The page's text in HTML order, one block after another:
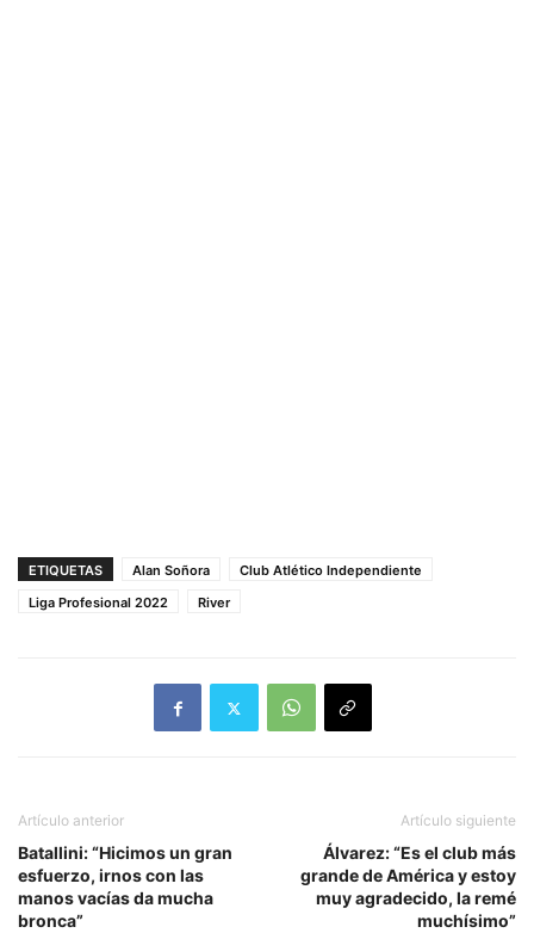
ETIQUETAS Alan Soñora
Club Atlético Independiente
Liga Profesional 2022
River
Artículo anterior
Batallini: “Hicimos un gran
esfuerzo, irnos con las
manos vacías da mucha
bronca”
Artículo siguiente
Álvarez: “Es el club más
grande de América y estoy
muy agradecido, la remé
muchísimo”